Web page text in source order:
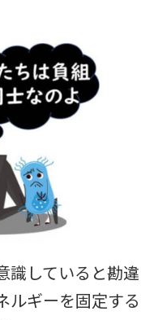
識していると勘違
ルギーを固定する